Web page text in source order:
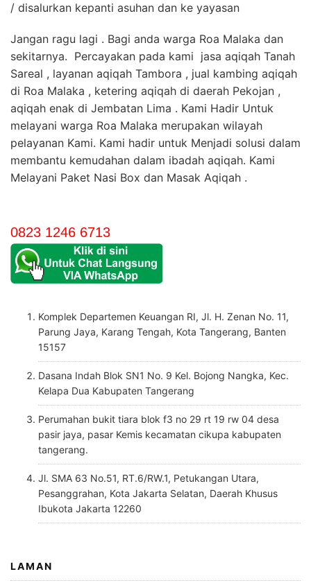
/ disalurkan kepanti asuhan dan ke yayasan
Jangan ragu lagi . Bagi anda warga Roa Malaka dan
sekitarnya. Percayakan pada kami jasa aqiqah Tanah
Sareal , layanan aqiqah Tambora , jual kambing aqiqah
di Roa Malaka , ketering aqiqah di daerah Pekojan ,
aqiqah enak di Jembatan Lima . Kami Hadir Untuk
melayani warga Roa Malaka merupakan wilayah
pelayanan Kami. Kami hadir untuk Menjadi solusi dalam
membantu kemudahan dalam ibadah aqiqah. Kami
Melayani Paket Nasi Box dan Masak Aqiqah .
0823 1246 6713
Komplek Departemen Keuangan RI, Jl. H. Zenan No. 11,
Parung Jaya, Karang Tengah, Kota Tangerang, Banten
15157
Dasana Indah Blok SN1 No. 9 Kel. Bojong Nangka, Kec.
Kelapa Dua Kabupaten Tangerang
Perumahan bukit tiara blok f3 no 29 rt 19 rw 04 desa
pasir jaya, pasar Kemis kecamatan cikupa kabupaten
tangerang.
Jl. SMA 63 No.51, RT.6/RW.1, Petukangan Utara,
Pesanggrahan, Kota Jakarta Selatan, Daerah Khusus
Ibukota Jakarta 12260
LAMAN